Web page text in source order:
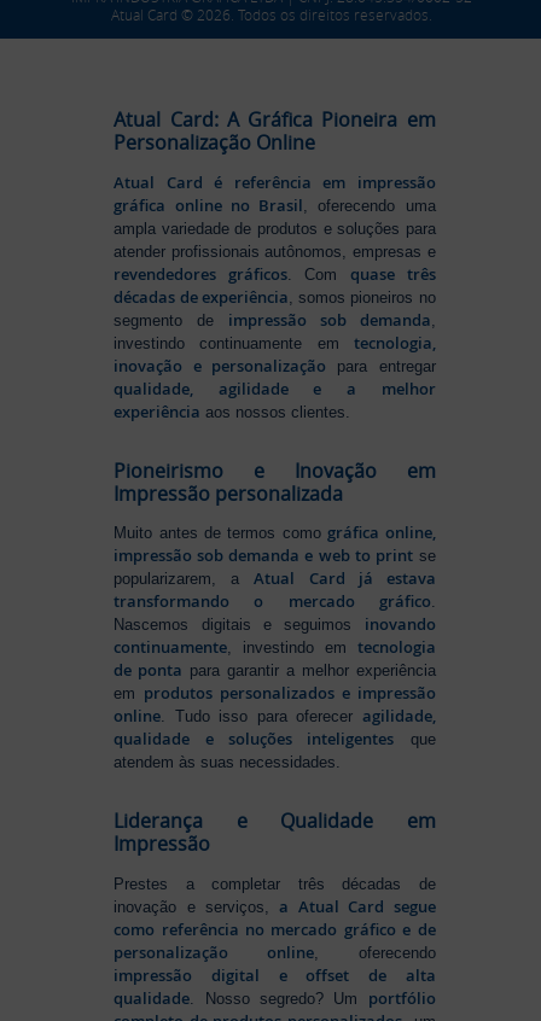
Atual Card © 2026. Todos os direitos reservados.
Atual Card: A Gráfica Pioneira em
Personalização Online
Atual Card é referência em impressão
gráfica online no Brasil , oferecendo uma
ampla variedade de produtos e soluções para
atender profissionais autônomos, empresas e
revendedores gráficos. Comquase três
décadas de experiência , somos pioneiros no
segmento de impressão sob demanda
investindo continuamente em tecnologia,
inovação e personalização para entregar
qualidade, agilidade e a melhor
experiência aos nossos clientes.
Pioneirismo e Inovação em
Impressão personalizada
Muito antes de termos como gráfica online,
impressão sob demanda e web to printse
popularizarem, aAtual Card já estava
transformando o mercado gráfico.
Nascemos digitais e seguimos inovando
continuamente, investindo em tecnologia
de ponta para garantir a melhor experiência
em produtos personalizados e impressão
online. Tudo isso para oferecer agilidade,
qualidade e soluções inteligentes que
atendem às suas necessidades.
Liderança e Qualidade em
Impressão
Prestes a completar três décadas de
inovação e serviços,a Atual Card segue
como referência no mercado gráfico e de
personalização online, oferecendo
impressão digital e offset de alta
qualidade. Nosso segredo? Um portfólio